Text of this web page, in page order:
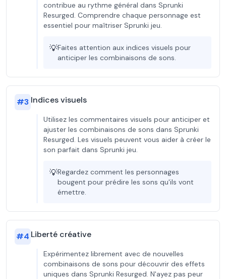
contribue au rythme général dans Sprunki
Resurged. Comprendre chaque personnage est
essentiel pour maîtriser Sprunki jeu.
💡Faites attention aux indices visuels pour
anticiper les combinaisons de sons.
#3 Indices visuels
Utilisez les commentaires visuels pour anticiper et
ajuster les combinaisons de sons dans Sprunki
Resurged. Les visuels peuvent vous aider à créer le
son parfait dans Sprunki jeu.
💡Regardez comment les personnages
bougent pour prédire les sons qu'ils vont
émettre.
#4 Liberté créative
Expérimentez librement avec de nouvelles
combinaisons de sons pour découvrir des effets
uniques dans Sprunki Resurged. N'ayez pas peur